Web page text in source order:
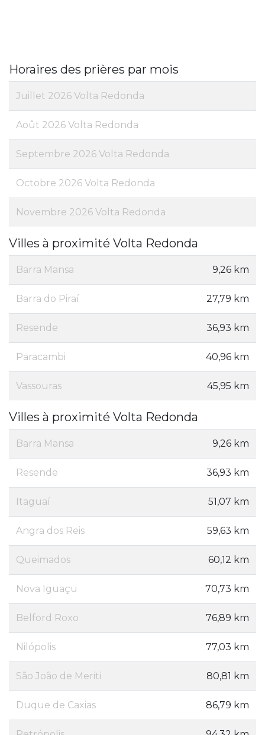
Horaires des prières par mois
Juillet 2026 Volta Redonda
Août 2026 Volta Redonda
Septembre 2026 Volta Redonda
Octobre 2026 Volta Redonda
Novembre 2026 Volta Redonda
Villes à proximité Volta Redonda
Barra Mansa 9,26 km
Barra do Piraí 27,79 km
Resende 36,93 km
Paracambi 40,96 km
Vassouras 45,95 km
Villes à proximité Volta Redonda
Barra Mansa 9,26 km
Resende 36,93 km
Itaguaí 51,07 km
Angra dos Reis 59,63 km
Queimados 60,12 km
Nova Iguaçu 70,73 km
Belford Roxo 76,89 km
Nilópolis 77,03 km
São João de Meriti 80,81 km
Duque de Caxias 86,79 km